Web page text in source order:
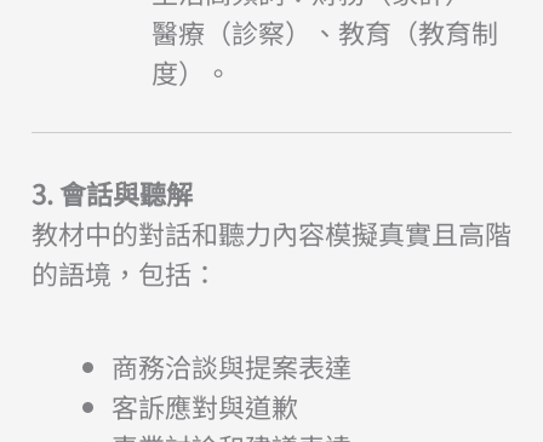
醫療（診察）、教育（教育制
度）。
3. 會話與聽解
教材中的對話和聽力內容模擬真實且高階
的語境，包括：
商務洽談與提案表達
客訴應對與道歉